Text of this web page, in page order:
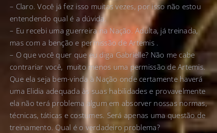
– Claro. Você já fez isso muitas vezes, por isso não estou
entendendo qual é a dúvida.
– Eu recebi uma guerreira na Nação. Adulta, já treinada,
mas com a benção e permissão de Artemis .
– O que você quer que eu diga Gabrielle? Não me cabe
contrariar você, muito menos uma permissão de Artemis.
Que ela seja bem-vinda à Nação onde certamente haverá
uma Elidia adequada às suas habilidades e provavelmente
ela não terá problema algum em absorver nossas normas,
técnicas, táticas e costumes. Será apenas uma questão de
treinamento. Qual é o verdadeiro problema?